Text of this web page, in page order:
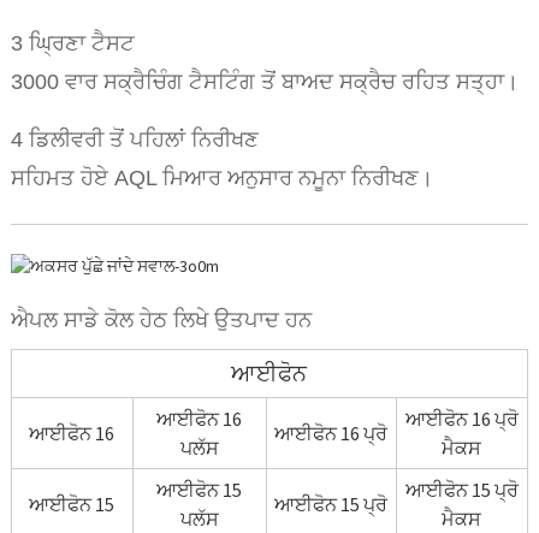
3 ਘ੍ਰਿਣਾ ਟੈਸਟ
3000 ਵਾਰ ਸਕ੍ਰੈਚਿੰਗ ਟੈਸਟਿੰਗ ਤੋਂ ਬਾਅਦ ਸਕ੍ਰੈਚ ਰਹਿਤ ਸਤ੍ਹਾ।
4 ਡਿਲੀਵਰੀ ਤੋਂ ਪਹਿਲਾਂ ਨਿਰੀਖਣ
ਸਹਿਮਤ ਹੋਏ AQL ਮਿਆਰ ਅਨੁਸਾਰ ਨਮੂਨਾ ਨਿਰੀਖਣ।
ਐਪਲ ਸਾਡੇ ਕੋਲ ਹੇਠ ਲਿਖੇ ਉਤਪਾਦ ਹਨ
ਆਈਫੋਨ
ਆਈਫੋਨ 16
ਆਈਫੋਨ 16
ਪਲੱਸ
ਆਈਫੋਨ 16 ਪ੍ਰੋ
ਆਈਫੋਨ 16 ਪ੍ਰੋ
ਮੈਕਸ
ਆਈਫੋਨ 15
ਆਈਫੋਨ 15
ਪਲੱਸ
ਆਈਫੋਨ 15 ਪ੍ਰੋ
ਆਈਫੋਨ 15 ਪ੍ਰੋ
ਮੈਕਸ